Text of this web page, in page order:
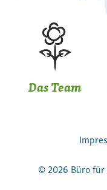
Das Team
© 2026 Büro